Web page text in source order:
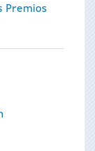
Premios